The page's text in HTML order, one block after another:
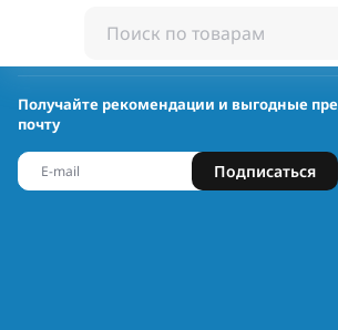
Получайте рекомендации и выгодные
почту
Подписаться